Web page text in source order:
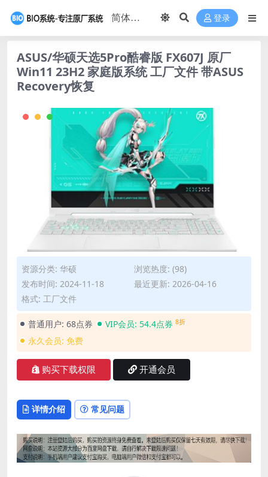
登录
ASUS/华硕天选5Pro酷睿版 FX607J 原厂
Win11 23H2 家庭版系统 工厂文件 带ASUS
Recovery恢复
资源分类: 华硕
浏览热度: (98)
发布时间: 2024-11-18
最近更新: 2026-04-16
格式: 工厂文件
普通用户: 68点券 VIP会员: 54.4点券 8折
永久会员: 免费
购买下载权限 开通会员
详情介绍 常见问题